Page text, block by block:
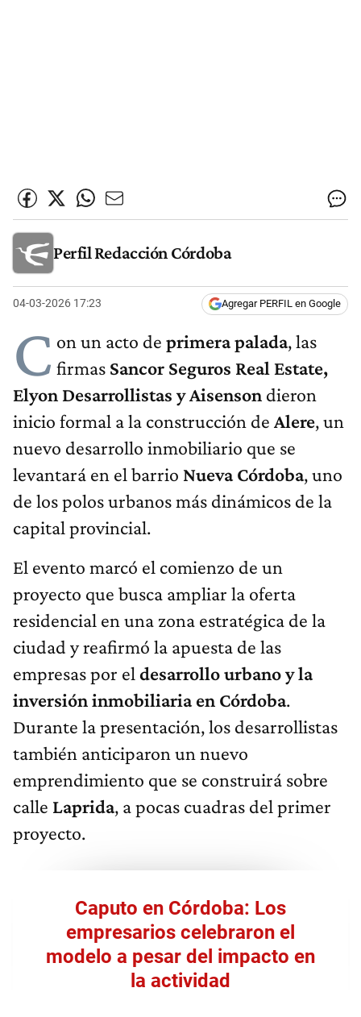
Perfil Redacción Córdoba
04-03-2026 17:23 Agregar PERFIL en Google
C on un acto de primera palada, las
firmas Sancor Seguros Real Estate,
Elyon Desarrollistas y Aisenson dieron
inicio formal a la construcción de Alere, un
nuevo desarrollo inmobiliario que se
levantará en el barrio Nueva Córdoba, uno
de los polos urbanos más dinámicos de la
capital provincial.
El evento marcó el comienzo de un
proyecto que busca ampliar la oferta
residencial en una zona estratégica de la
ciudad y reafirmó la apuesta de las
empresas por el desarrollo urbano y la
inversión inmobiliaria en Córdoba.
Durante la presentación, los desarrollistas
también anticiparon un nuevo
emprendimiento que se construirá sobre
calle Laprida, a pocas cuadras del primer
proyecto.
Caputo en Córdoba: Los
empresarios celebraron el
modelo a pesar del impacto en
la actividad